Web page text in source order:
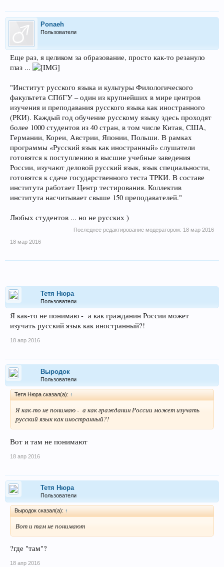
Ponaeh
Пользователи
Еще раз, я целиком за образование, просто как-то резануло
глаз ...
"Институт русского языка и культуры Филологического
факультета СПбГУ – один из крупнейших в мире центров
изучения и преподавания русского языка как иностранного
(РКИ). Каждый год обучение русскому языку здесь проходят
более 1000 студентов из 40 стран, в том числе Китая, США,
Германии, Кореи, Австрии, Японии, Польши. В рамках
программы «Русский язык как иностранный» слушатели
готовятся к поступлению в высшие учебные заведения
России, изучают деловой русский язык, язык специальности,
готовятся к сдаче государственного теста ТРКИ. В составе
института работает Центр тестирования. Коллектив
института насчитывает свыше 150 преподавателей."
Любых студентов ... но не русских )
Последнее редактирование модератором: 18 мар 2016
18 мар 2016
Тетя Нюра
Пользователи
Я как-то не понимаю - а как гражданин России может
изучать русский язык как иностранный?!
18 апр 2016
Выродок
Пользователи
Тетя Нюра сказал(а): ↑
Я как-то не понимаю - а как гражданин России может изучать
русский язык как иностранный?!
Вот и там не понимают
18 апр 2016
Тетя Нюра
Пользователи
Выродок сказал(а): ↑
Вот и там не понимают
?где "там"?
18 апр 2016